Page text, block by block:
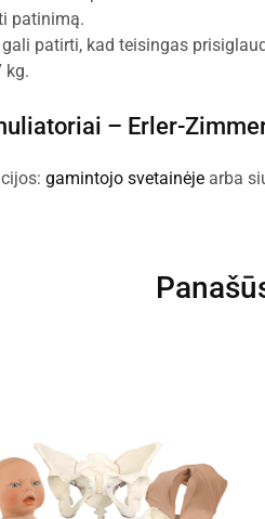
patinimą.
patirti, kad teisingas
kg.
– Erler-
gamintojo svetainėje arba